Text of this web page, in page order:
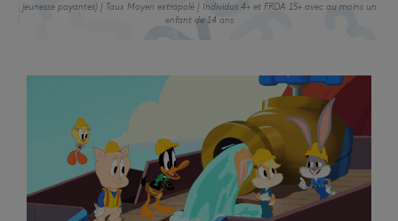
jeunesse payantes) | Taux Moyen extrapolé | Individus 4+ et FRDA 15+ avec au moins un
enfant de 14 ans